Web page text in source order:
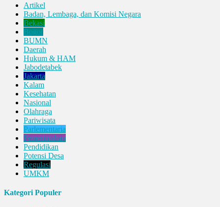
Artikel
Badan, Lembaga, dan Komisi Negara
Bekasi
Bogor
BUMN
Daerah
Hukum & HAM
Jabodetabek
Jakarta
Kalam
Kesehatan
Nasional
Olahraga
Pariwisata
Parlementaria
Pemerintahan
Pendidikan
Potensi Desa
Regulasi
UMKM
Kategori Populer